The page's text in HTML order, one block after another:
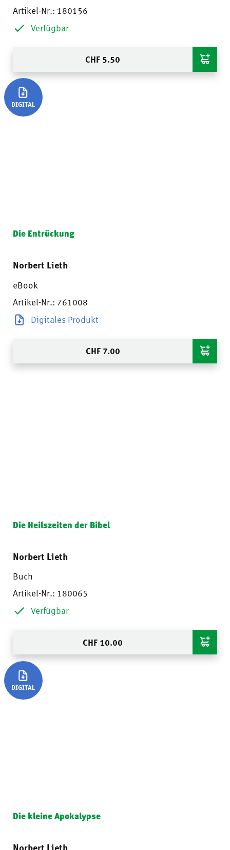
Artikel-Nr.: 180156
Verfügbar
CHF 5.50
DIGITAL
Die Entrückung
Norbert Lieth
eBook
Artikel-Nr.: 761008
Digitales Produkt
CHF 7.00
Die Heilszeiten der Bibel
Norbert Lieth
Buch
Artikel-Nr.: 180065
Verfügbar
CHF 10.00
DIGITAL
Die kleine Apokalypse